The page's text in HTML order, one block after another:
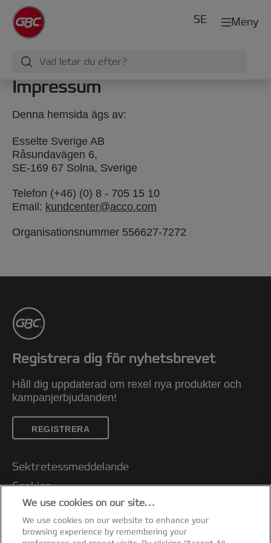
Meny
SE
Impressum
Denna hemsida ägs av:
Esselte Sverige AB
Råsundavägen 6,
SE-169 67 Solna, Sverige
Telefon (+46) (0) 8 - 705 15 10
Email: kundcenter@acco.com
Organisationsnummer 556627-7272
Registrera dig för nyhetsbrevet
Håll dig uppdaterad om rexel nya produkter och
kampanjerbjudanden!
REGISTRERA
Sektretessmeddelande
Cookies
Rättsligt meddelande
Tryck
We use cookies on our site…
We use cookies on our website to enhance your
browsing experience by remembering your